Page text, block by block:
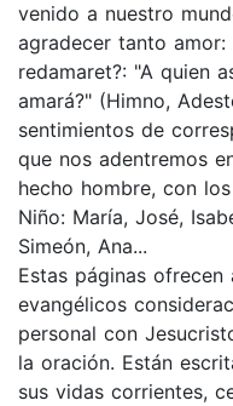
venido a nuestro
agradecer tanto
redamaret?: "A quien
amará?" (Himno,
sentimientos de
que nos adentremos
hecho hombre, con
Niño: María, José,
Simeón, Ana...
Estas páginas
evangélicos
personal con
la oración. Están
sus vidas corrientes,